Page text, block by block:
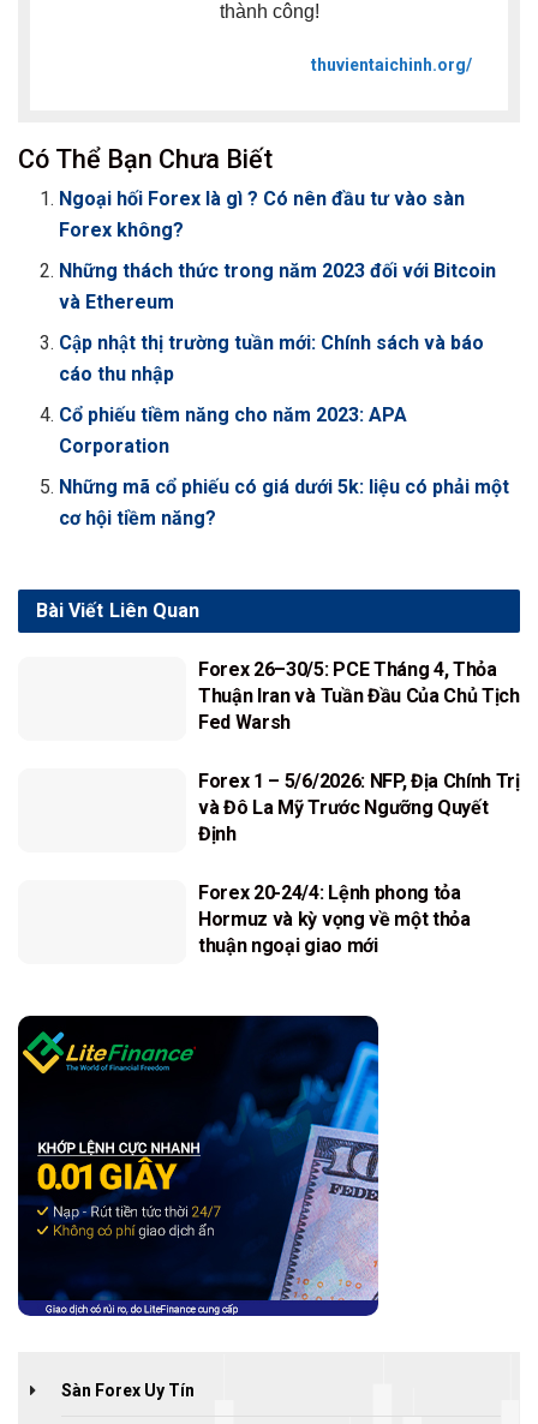
thành công!
thuvientaichinh.org/
Có Thể Bạn Chưa Biết
Ngoại hối Forex là gì ? Có nên đầu tư vào sàn
Forex không?
Những thách thức trong năm 2023 đối với Bitcoin
và Ethereum
Cập nhật thị trường tuần mới: Chính sách và báo
cáo thu nhập
Cổ phiếu tiềm năng cho năm 2023: APA
Corporation
Những mã cổ phiếu có giá dưới 5k: liệu có phải một
cơ hội tiềm năng?
Liên Quan
Bài Viết
Forex 26–30/5: PCE Tháng 4, Thỏa
Thuận Iran và Tuần Đầu Của Chủ Tịch
Fed Warsh
Forex 1 – 5/6/2026: NFP, Địa Chính Trị
và Đô La Mỹ Trước Ngưỡng Quyết
Định
Forex 20-24/4: Lệnh phong tỏa
Hormuz và kỳ vọng về một thỏa
thuận ngoại giao mới
Sàn Forex Uy Tín